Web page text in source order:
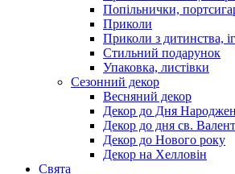
Попільнички,
Приколи
Приколи з дитинства,
Стильний подарунок
Упаковка, листівки
Сезонний декор
Весняний декор
Декор до Дня
Декор до дня св.
Декор до Нового року
Декор на Хелловін
Свята